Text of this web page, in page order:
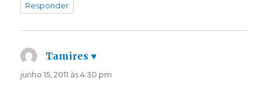
Responder
Tamires ♥
junho 15, 2011 às 4:30 pm